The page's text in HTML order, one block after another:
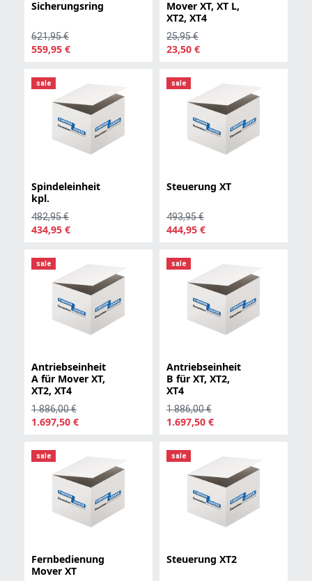
Sicherungsring
621,95 €
559,95 €
Mover XT, XT L,
XT2, XT4
25,95 €
23,50 €
sale
Spindeleinheit
kpl.
482,95 €
434,95 €
sale
Steuerung XT
493,95 €
444,95 €
sale
Antriebseinheit
A für Mover XT,
XT2, XT4
1.886,00 €
1.697,50 €
sale
Antriebseinheit
B für XT, XT2,
XT4
1.886,00 €
1.697,50 €
sale
Fernbedienung
Mover XT
sale
Steuerung XT2